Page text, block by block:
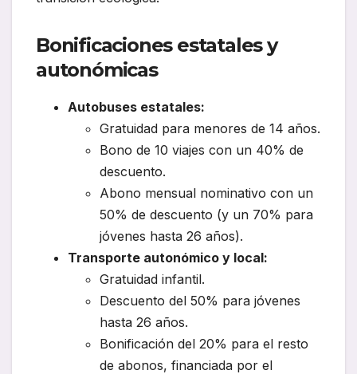
Bonificaciones estatales y
autonómicas
Autobuses estatales:
Gratuidad para menores de 14 años.
Bono de 10 viajes con un 40% de
descuento.
Abono mensual nominativo con un
50% de descuento (y un 70% para
jóvenes hasta 26 años).
Transporte autonómico y local:
Gratuidad infantil.
Descuento del 50% para jóvenes
hasta 26 años.
Bonificación del 20% para el resto
de abonos, financiada por el